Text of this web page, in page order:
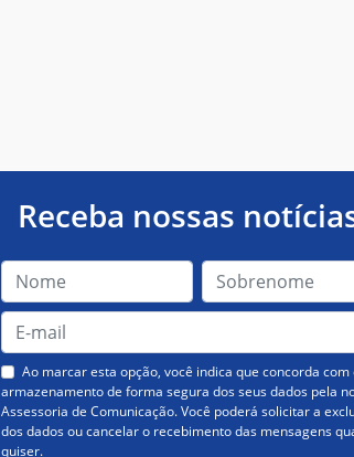
Receba nossas
Ao marcar esta opção, você indica que concorda com
armazenamento de forma segura dos seus dados pela
Assessoria de Comunicação. Você poderá solicitar a
dos dados ou cancelar o recebimento das mensagens
quiser.